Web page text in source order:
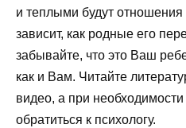
и теплыми будут
зависит, как родные его
забывайте, что это Ваш
как и Вам. Читайте
видео, а при необходимости
обратиться к психологу.